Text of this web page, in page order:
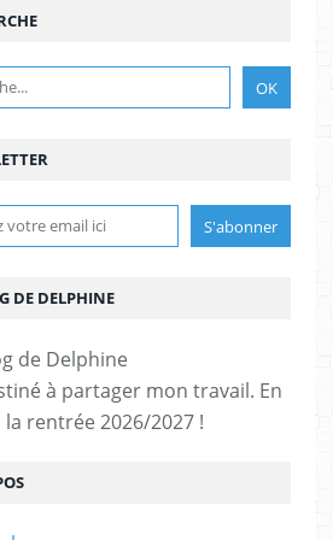
DE DELPHINE
à partager mon travail. En
la rentrée 2026/2027 !